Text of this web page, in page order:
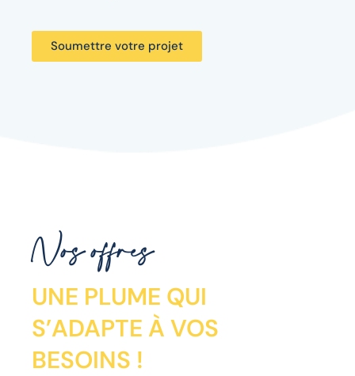
Soumettre votre projet
Nos offres
UNE PLUME QUI
S’ADAPTE À VOS
BESOINS !